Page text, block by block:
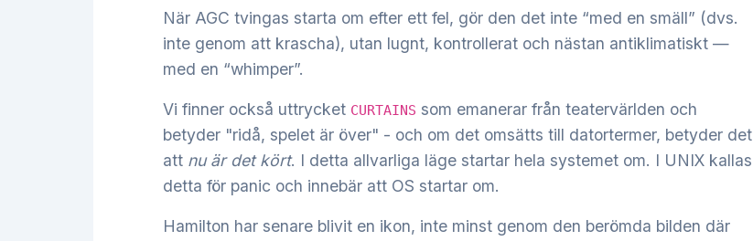
När AGC tvingas starta om efter ett fel, gör den det inte “med en smäll” (dvs.
inte genom att krascha), utan lugnt, kontrollerat och nästan antiklimatiskt —
med en “whimper”.
Vi finner också uttrycket CURTAINS som emanerar från teatervärlden och
betyder "ridå, spelet är över" - och om det omsätts till datortermer, betyder det
att nu är det kört. I detta allvarliga läge startar hela systemet om. I UNIX kallas
detta för panic och innebär att OS startar om.
Hamilton har senare blivit en ikon, inte minst genom den berömda bilden där